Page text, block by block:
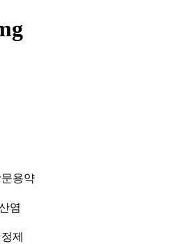
용약
염
제